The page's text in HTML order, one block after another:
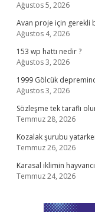
Ağustos 5, 2026
Avan proje için gerekli
Ağustos 4, 2026
153 wp hattı nedir ?
Ağustos 3, 2026
1999 Gölcük
Ağustos 3, 2026
Sözleşme tek taraflı
Temmuz 28, 2026
Kozalak şurubu
Temmuz 26, 2026
Karasal iklimin
Temmuz 24, 2026